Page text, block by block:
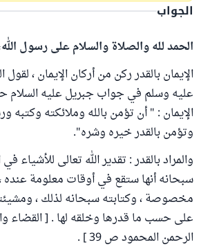
الجواب
الحمد لله والصلاة والسلام على رسول
الإيمان بالقدر ركن من أركان الإيمان ، لقول
عليه وسلم في جواب جبريل عليه
الإيمان : " أن تؤمن بالله وملائكته وكتبه
وتؤمن بالقدر خيره وشره".
والمراد بالقدر : تقدير الله تعالى للأشياء
سبحانه أنها ستقع في أوقات معلومة
مخصوصة ، وكتابته سبحانه لذلك ،
على حسب ما قدرها وخلقه لها . [ القضاء
الرحمن المحمود ص 39 ] .